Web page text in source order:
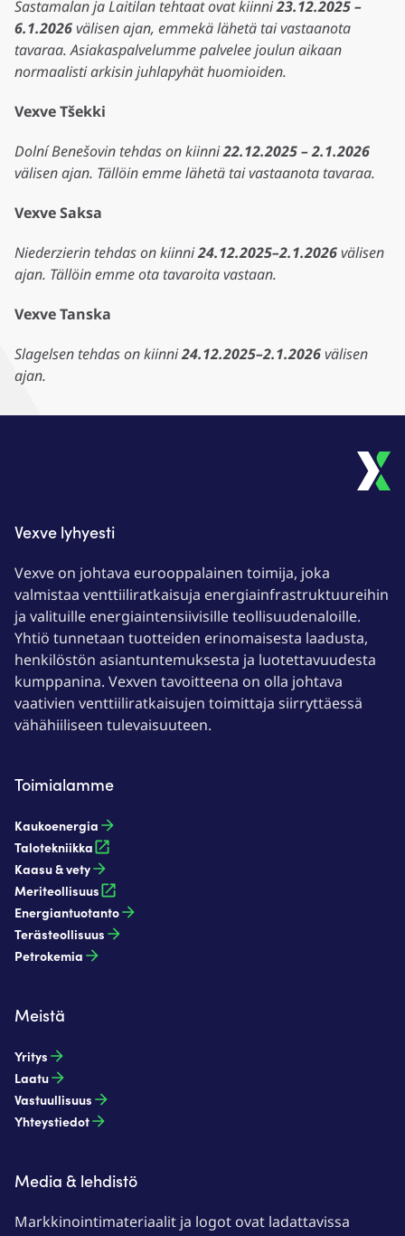
Sastamalan ja Laitilan tehtaat ovat kiinni23.12.2025 –
6.1.2026 välisen ajan, emmekä lähetä tai vastaanota
tavaraa. Asiakaspalvelumme palvelee joulun aikaan
normaalisti arkisin juhlapyhät huomioiden.
Vexve Tšekki
Dolní Benešovin tehdas on kiinni22.12.2025 – 2.1.2026
välisen ajan. Tällöin emme lähetä tai vastaanota tavaraa.
Vexve Saksa
Niederzierin tehdas on kiinni24.12.2025–2.1.2026 välisen
ajan. Tällöin emme ota tavaroita vastaan.
Vexve Tanska
Slagelsen tehdas on kiinni24.12.2025–2.1.2026 välisen
ajan.
Vexve lyhyesti
Vexve on johtava eurooppalainen toimija, joka
valmistaa venttiiliratkaisuja energiainfrastruktuureihin
ja valituille energiaintensiivisille teollisuudenaloille.
Yhtiö tunnetaan tuotteiden erinomaisesta laadusta,
henkilöstön asiantuntemuksesta ja luotettavuudesta
kumppanina. Vexven tavoitteena on olla johtava
vaativien venttiiliratkaisujen toimittaja siirryttäessä
vähähiiliseen tulevaisuuteen.
Toimialamme
Kaukoenergia​
Talotekniikka
Kaasu & vety​
Meriteollisuus
Energiantuotanto​
Terästeollisuus​
Petrokemia​
Meistä
Yritys
Laatu
Vastuullisuus
Yhteystiedot
Media & lehdistö
Markkinointimateriaalit ja logot ovat ladattavissa